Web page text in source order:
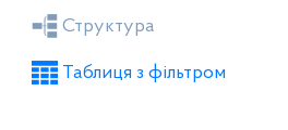
Засідання районної ради
Проекти рішень районної
Структура
Таблиця з фільтром